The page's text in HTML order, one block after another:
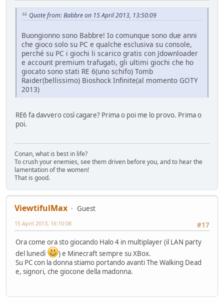
Quote from: Babbre on 15 April 2013, 13:50:09
Buongionno sono Babbre! Io comunque sono due anni
che gioco solo su PC e qualche esclusiva su console,
perché su PC i giochi li scarico gratis con Jdownloader
e account premium trafugati, gli ultimi giochi che ho
giocato sono stati RE 6(uno schifo) Tomb
Raider(bellissimo) Bioshock Infinite(al momento GOTY
2013)
RE6 fa davvero così cagare? Prima o poi me lo provo. Prima o
poi.
Conan, what is best in life?
To crush your enemies, see them driven before you, and to hear the
lamentation of the women!
That is good.
ViewtifulMax
Guest
#17
15 April 2013, 16:10:08
Ora come ora sto giocando Halo 4 in multiplayer (il LAN party
del lunedì
) e Minecraft sempre su XBox.
Su PC con la donna stiamo portando avanti The Walking Dead
e, signori, che giocone della madonna.